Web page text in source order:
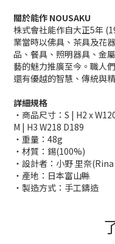
關於能作 NOUSAKU
株式會社能作自大正5年
業當時以佛具、茶具及花
品、餐具、照明器具、金
藝的魅力推廣至今。職人
還有優越的智慧、傳統與
詳細規格
・商品尺寸：S | H2 x
M | H3 W218 D189
・重量：48g
・材質：錫(100%)
・設計者：小野 里奈
・產地：日本富山縣
・製造方式：手工鑄造